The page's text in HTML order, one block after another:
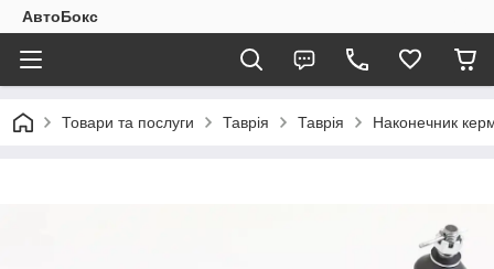
АвтоБокс
Товари та послуги Таврія Таврія Наконечник